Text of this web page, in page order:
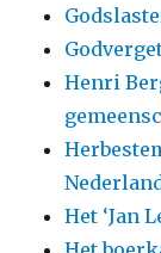
Henri
Het ‘Jan